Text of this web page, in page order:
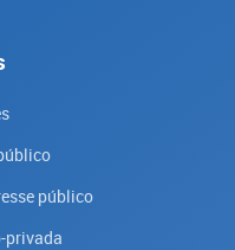
público
privada